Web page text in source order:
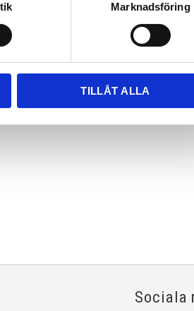
Marknadsföring
TILLÅT ALLA
Sociala